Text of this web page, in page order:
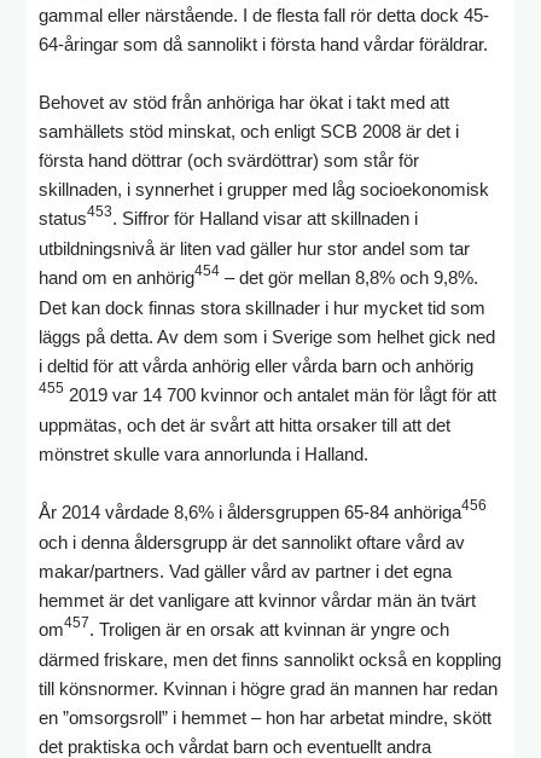
gammal eller närstående. I de flesta fall rör detta dock 45-
64-åringar som då sannolikt i första hand vårdar föräldrar.
Behovet av stöd från anhöriga har ökat i takt med att
samhällets stöd minskat, och enligt SCB 2008 är det i
första hand döttrar (och svärdöttrar) som står för
skillnaden, i synnerhet i grupper med låg socioekonomisk
status453. Siffror för Halland visar att skillnaden i
utbildningsnivå är liten vad gäller hur stor andel som tar
hand om en anhörig454 – det gör mellan 8,8% och 9,8%.
Det kan dock finnas stora skillnader i hur mycket tid som
läggs på detta. Av dem som i Sverige som helhet gick ned
i deltid för att vårda anhörig eller vårda barn och anhörig
455 2019 var 14 700 kvinnor och antalet män för lågt för att
uppmätas, och det är svårt att hitta orsaker till att det
mönstret skulle vara annorlunda i Halland.
År 2014 vårdade 8,6% i åldersgruppen 65-84 anhöriga456
och i denna åldersgrupp är det sannolikt oftare vård av
makar/partners. Vad gäller vård av partner i det egna
hemmet är det vanligare att kvinnor vårdar män än tvärt
om457. Troligen är en orsak att kvinnan är yngre och
därmed friskare, men det finns sannolikt också en koppling
till könsnormer. Kvinnan i högre grad än mannen har redan
en ”omsorgsroll” i hemmet – hon har arbetat mindre, skött
det praktiska och vårdat barn och eventuellt andra